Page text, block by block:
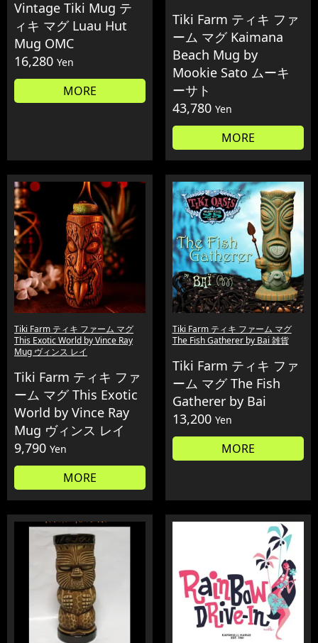
Vintage Tiki Mug テ
ィキ マグ Luau Hut
Mug OMC
16,280 Yen
MORE
Tiki Farm ティキ ファ
ーム マグ Kaimana
Beach Mug by
Mookie Sato ムーキ
ーサト
43,780 Yen
MORE
Tiki Farm ティキ ファーム マグ
This Exotic World by Vince Ray
Mug ヴィンス レイ
Tiki Farm ティキ ファ
ーム マグ This Exotic
World by Vince Ray
Mug ヴィンス レイ
9,790 Yen
MORE
Tiki Farm ティキ ファーム マグ
The Fish Gatherer by Bai 雑貨
Tiki Farm ティキ ファ
ーム マグ The Fish
Gatherer by Bai
13,200 Yen
MORE